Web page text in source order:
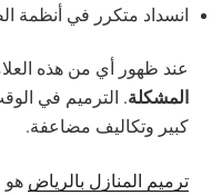
انسداد متكرر في
عند ظهور أي من هذه
المشكلة. الترميم في
كبير وتكاليف مضاعفة.
ترميم المنازل بالرياض هو